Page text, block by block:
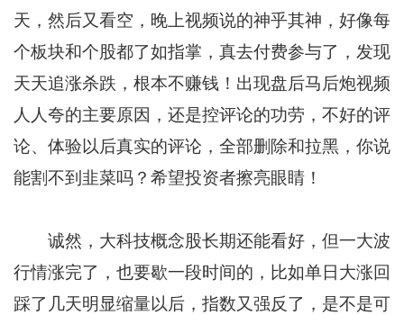
天，然后又看空，晚上视频说的神乎其神，好像每
个板块和个股都了如指掌，真去付费参与了，发现
天天追涨杀跌，根本不赚钱！出现盘后马后炮视频
人人夸的主要原因，还是控评论的功劳，不好的评
论、体验以后真实的评论，全部删除和拉黑，你说
能割不到韭菜吗？希望投资者擦亮眼睛！
诚然，大科技概念股长期还能看好，但一大波
行情涨完了，也要歇一段时间的，比如单日大涨回
踩了几天明显缩量以后，指数又强反了，是不是可